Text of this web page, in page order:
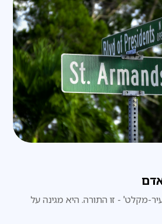
מקלט' - זו התורה. היא מגינה על